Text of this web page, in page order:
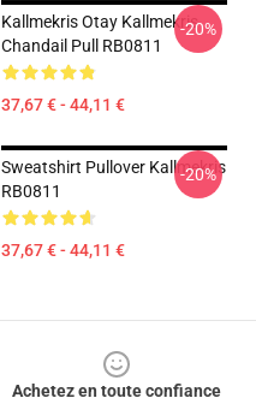
Kallmekris Otay Kallmekris
Chandail Pull RB0811
37,67 € - 44,11 €
-20%
Sweatshirt Pullover Kallmekris
RB0811
37,67 € - 44,11 €
-20%
Achetez en toute confiance